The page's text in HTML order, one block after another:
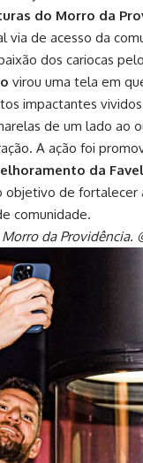
do Morro da
via de acesso da
dos cariocas
virou uma tela em
impactantes
de um lado ao
A ação foi
da
objetivo de fortalecer
comunidade.
da Providência.